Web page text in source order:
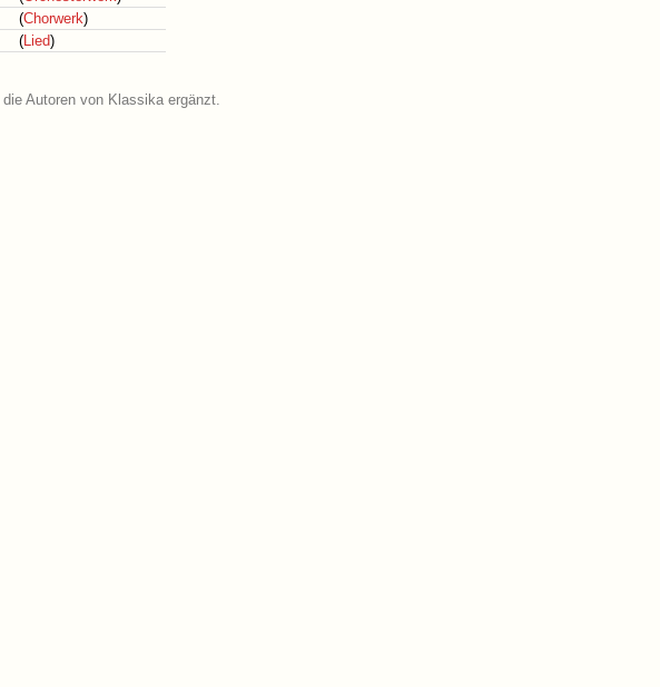
(Chorwerk)
(Lied)
Autoren von Klassika ergänzt.